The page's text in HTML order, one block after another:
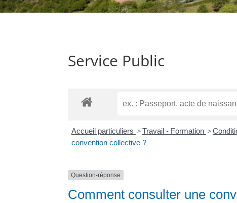
Service Public
Accueil particuliers >Travail - Formation >
convention collective ?
Question-réponse
Comment consulter une